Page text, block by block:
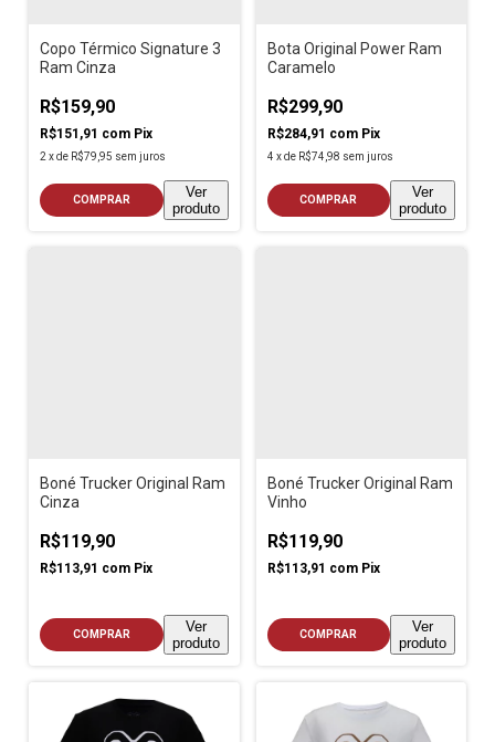
Copo Térmico Signature 3
Ram Cinza
R$159,90
R$151,91 com Pix
2 xde R$79,95 sem juros
COMPRAR
Ver
produto
Bota Original Power Ram
Caramelo
R$299,90
R$284,91 com Pix
4 xde R$74,98 sem juros
COMPRAR
Ver
produto
Boné Trucker Original Ram
Cinza
R$119,90
R$113,91 com Pix
COMPRAR
Ver
produto
Boné Trucker Original Ram
Vinho
R$119,90
R$113,91 com Pix
COMPRAR
Ver
produto